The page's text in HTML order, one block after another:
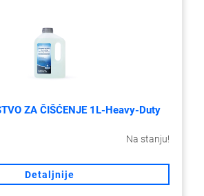
ZA ČIŠĆENJE 1L-Heavy-Duty
Na stanju!
Detaljnije